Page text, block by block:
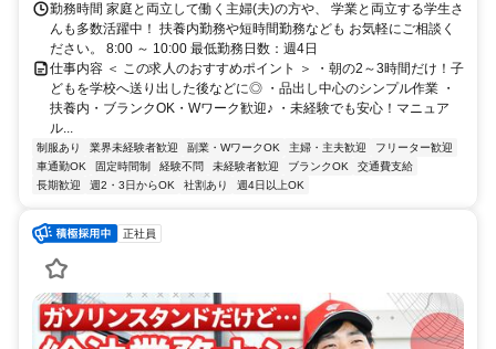
勤務時間 家庭と両立して働く主婦(夫)の方や、 学業と両立する学生さ
んも多数活躍中！ 扶養内勤務や短時間勤務なども お気軽にご相談く
ださい。 8:00 ～ 10:00 最低勤務日数：週4日
仕事内容 ＜ この求人のおすすめポイント ＞ ・朝の2～3時間だけ！子
どもを学校へ送り出した後などに◎ ・品出し中心のシンプル作業 ・
扶養内・ブランクOK・Wワーク歓迎♪ ・未経験でも安心！マニュア
ル...
制服あり 業界未経験者歓迎 副業・WワークOK 主婦・主夫歓迎
フリーター歓迎
車通勤OK
固定時間制 経験不問 未経験者歓迎 ブランクOK
交通費支給
長期歓迎
週2・3日からOK 社割あり 週4日以上OK
正社員